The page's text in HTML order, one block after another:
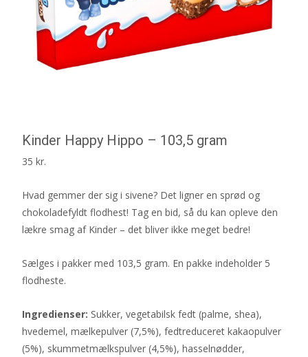
Kinder Happy Hippo – 103,5 gram
35 kr.
Hvad gemmer der sig i sivene? Det ligner en sprød og
chokoladefyldt flodhest! Tag en bid, så du kan opleve den
lækre smag af Kinder – det bliver ikke meget bedre!
Sælges i pakker med 103,5 gram. En pakke indeholder 5
flodheste.
Ingredienser: Sukker, vegetabilsk fedt (palme, shea),
hvedemel, mælkepulver (7,5%), fedtreduceret kakaopulver
(5%), skummetmælkspulver (4,5%), hasselnødder,